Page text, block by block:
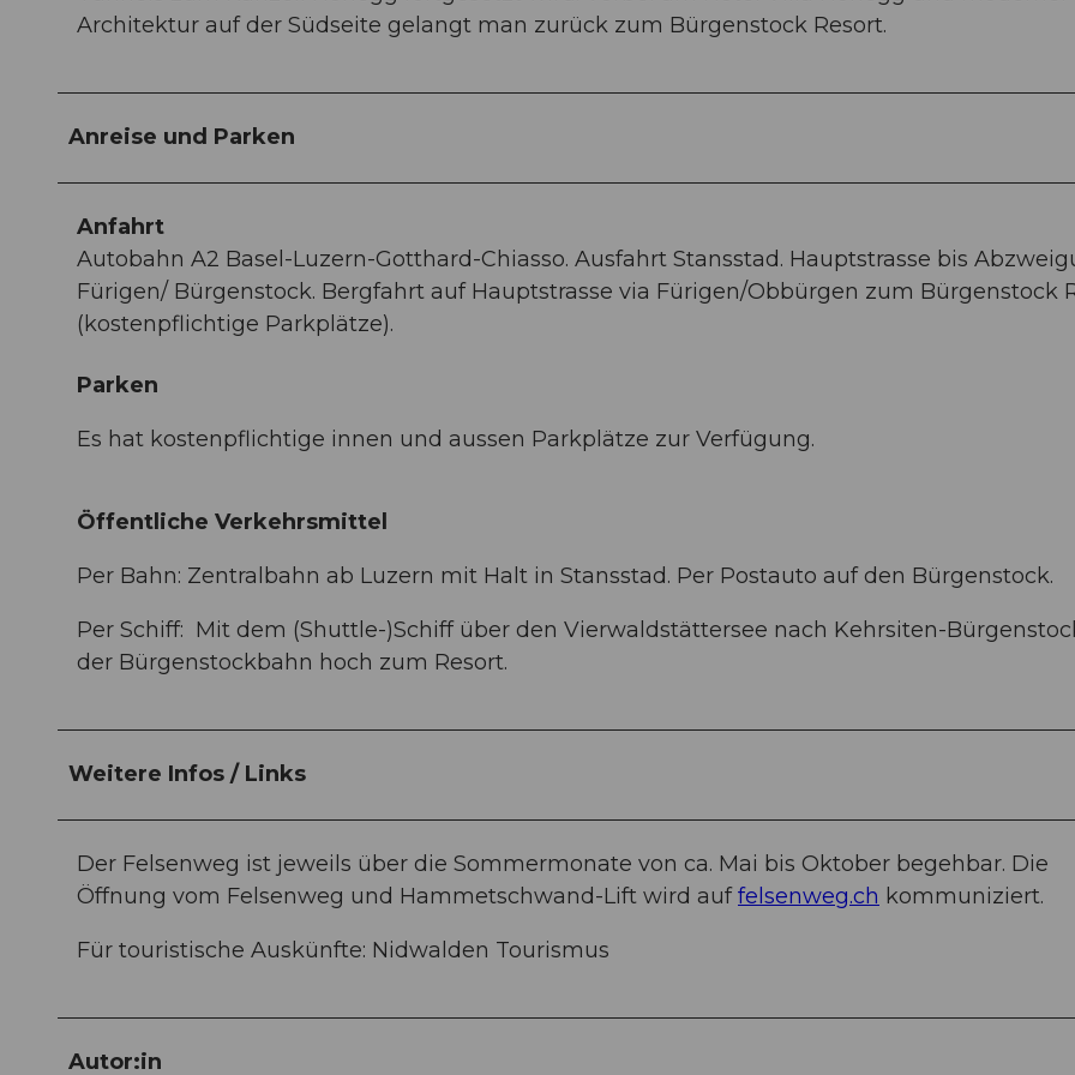
Architektur auf der Südseite gelangt man zurück zum Bürgenstock Resort.
Anreise und Parken
Anfahrt
Autobahn A2 Basel-Luzern-Gotthard-Chiasso. Ausfahrt Stansstad. Hauptstrasse bis
Fürigen/ Bürgenstock. Bergfahrt auf Hauptstrasse via Fürigen/Obbürgen zum Bürgenstock
(kostenpflichtige Parkplätze).
Parken
Es hat kostenpflichtige innen und aussen Parkplätze zur Verfügung.
Öffentliche Verkehrsmittel
Per Bahn: Zentralbahn ab Luzern mit Halt in Stansstad. Per Postauto auf den Bürgenstock.
Per Schiff: Mit dem (Shuttle-)Schiff über den Vierwaldstättersee nach Kehrsiten-
der Bürgenstockbahn hoch zum Resort.
Weitere Infos / Links
Der Felsenweg ist jeweils über die Sommermonate von ca. Mai bis Oktober begehbar. Die
Öffnung vom Felsenweg und Hammetschwand-Lift wird auffelsenweg.ch kommuniziert.
Für touristische Auskünfte: Nidwalden Tourismus
Autor:in